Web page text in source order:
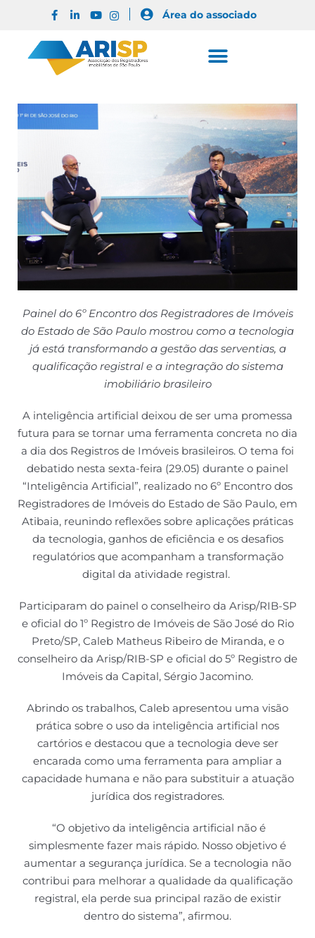
Área do associado
Painel do 6º Encontro dos Registradores de Imóveis
do Estado de São Paulo mostrou como a tecnologia
já está transformando a gestão das serventias, a
qualificação registral e a integração do sistema
imobiliário brasileiro
A inteligência artificial deixou de ser uma promessa
futura para se tornar uma ferramenta concreta no dia
a dia dos Registros de Imóveis brasileiros. O tema foi
debatido nesta sexta-feira (29.05) durante o painel
“Inteligência Artificial”, realizado no 6º Encontro dos
Registradores de Imóveis do Estado de São Paulo, em
Atibaia, reunindo reflexões sobre aplicações práticas
da tecnologia, ganhos de eficiência e os desafios
regulatórios que acompanham a transformação
digital da atividade registral.
Participaram do painel o conselheiro da Arisp/RIB-SP
e oficial do 1º Registro de Imóveis de São José do Rio
Preto/SP, Caleb Matheus Ribeiro de Miranda, e o
conselheiro da Arisp/RIB-SP e oficial do 5º Registro de
Imóveis da Capital, Sérgio Jacomino.
Abrindo os trabalhos, Caleb apresentou uma visão
prática sobre o uso da inteligência artificial nos
cartórios e destacou que a tecnologia deve ser
encarada como uma ferramenta para ampliar a
capacidade humana e não para substituir a atuação
jurídica dos registradores.
“O objetivo da inteligência artificial não é
simplesmente fazer mais rápido. Nosso objetivo é
aumentar a segurança jurídica. Se a tecnologia não
contribui para melhorar a qualidade da qualificação
registral, ela perde sua principal razão de existir
dentro do sistema”, afirmou.